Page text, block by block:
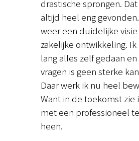
drastische sprongen.
altijd heel eng
weer een duidelijke
zakelijke ontwikkeling.
lang alles zelf gedaan
vragen is geen sterke
Daar werk ik nu heel
Want in de toekomst zie
met een professioneel
heen.